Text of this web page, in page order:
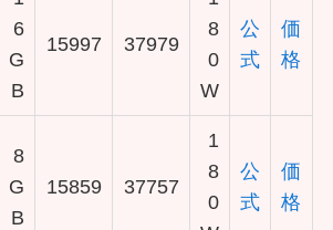
6
G
B
15997 37979
8
0
W
公
式
価
格
8
G
B
15859 37757
1
8
0
公
式
価
格